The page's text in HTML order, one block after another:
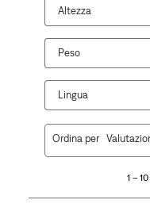
Altezza
Peso
Lingua
44
1 –
Ordina per